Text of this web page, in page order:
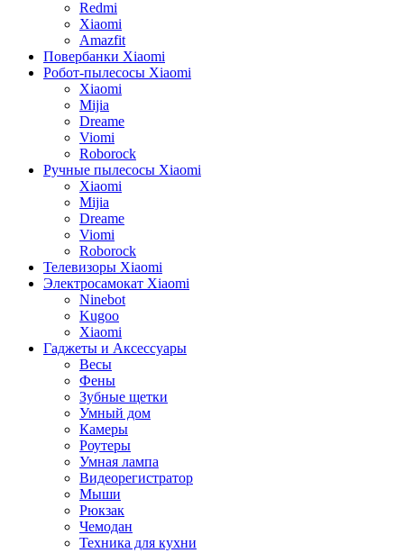
Redmi
Xiaomi
Amazfit
Повербанки Xiaomi
Робот-пылесосы Xiaomi
Xiaomi
Mijia
Dreame
Viomi
Roborock
Ручные пылесосы Xiaomi
Xiaomi
Mijia
Dreame
Viomi
Roborock
Телевизоры Xiaomi
Электросамокат Xiaomi
Ninebot
Kugoo
Xiaomi
Гаджеты и Аксессуары
Весы
Фены
Зубные щетки
Умный дом
Камеры
Роутеры
Умная лампа
Видеорегистратор
Мыши
Рюкзак
Чемодан
Техника для кухни